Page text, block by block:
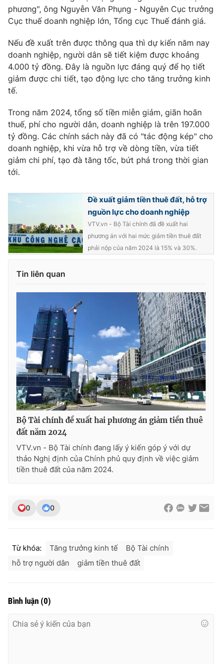
Ðiện thoại Thời báo VTV:
024.66 897 897
Email:toasoan@vtv.vn
® Cấm sao chép dưới mọi hình thức nếu không có sự chấp
thông tin từ website này.
phương", ông Nguyễn Văn Phụng - Nguyên Cục trưởng
Cục thuế doanh nghiệp lớn, Tổng cục Thuế đánh giá.
Nếu đề xuất trên được thông qua thì dự kiến năm nay
doanh nghiệp, người dân sẽ tiết kiệm được khoảng
4.000 tỷ đồng. Đây là nguồn lực đáng quý để họ tiết
giảm được chi tiết, tạo động lực cho tăng trưởng kinh
tế.
Trong năm 2024, tổng số tiền miễn giảm, giãn hoãn
thuế, phí cho người dân, doanh nghiệp là trên 197.000
tỷ đồng. Các chính sách này đã có "tác động kép" cho
doanh nghiệp, khi vừa hỗ trợ về dòng tiền, vừa tiết
giảm chi phí, tạo đà tăng tốc, bứt phá trong thời gian
tới.
Đề xuất giảm tiền thuê đất, hỗ trợ
nguồn lực cho doanh nghiệp
VTV.vn - Bộ Tài chính đã đề xuất hai
phương án với hai mức giảm tiền thuê đất
phải nộp của năm 2024 là 15% và 30%.
Tin liên quan
Bộ Tài chính đề xuất hai phương án giảm tiền thuê
đất năm 2024
VTV.vn - Bộ Tài chính đang lấy ý kiến góp ý với dự
thảo Nghị định của Chính phủ quy định về việc giảm
tiền thuê đất của năm 2024.
0 0
Từ khóa: Tăng trưởng kinh tế
Bộ Tài chính
hỗ trợ người dân
giảm tiền thuê đất
Bình luận (0)